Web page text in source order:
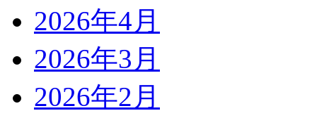
2026年4月
2026年3月
2026年2月